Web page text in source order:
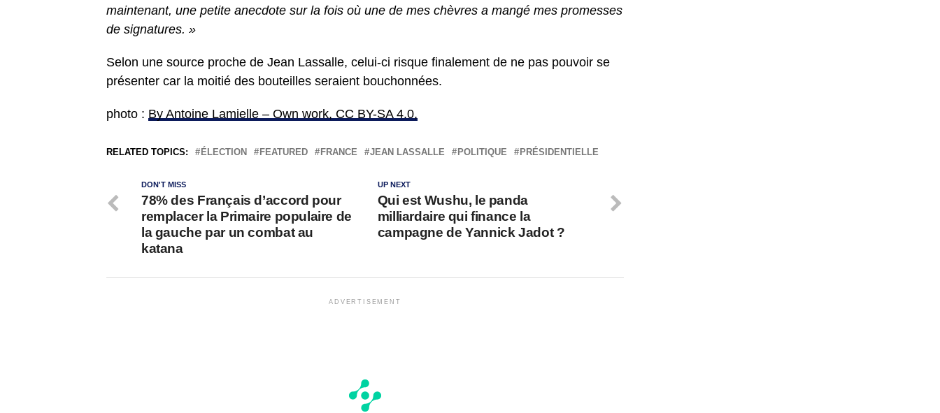
maintenant, une petite anecdote sur la fois où une de mes chèvres a mangé mes promesses
de signatures. »
Selon une source proche de Jean Lassalle, celui-ci risque finalement de ne pas pouvoir se
présenter car la moitié des bouteilles seraient bouchonnées.
photo : By Antoine Lamielle – Own work, CC BY-SA 4.0,
RELATED TOPICS: ÉLECTION FEATURED FRANCE JEAN LASSALLE POLITIQUE PRÉSIDENTIELLE
UP NEXT
Qui est Wushu, le panda
milliardaire qui finance la
campagne de Yannick Jadot ?
DON'T MISS
78% des Français d’accord pour
remplacer la Primaire populaire de
la gauche par un combat au
katana
ADVERTISEMENT